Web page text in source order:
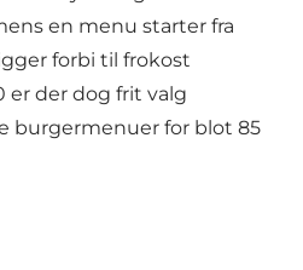
en menu starter fra
forbi til frokost
er der dog frit valg
burgermenuer for blot 85